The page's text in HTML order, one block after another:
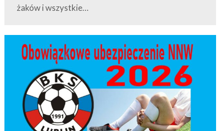
żaków i wszystkie…